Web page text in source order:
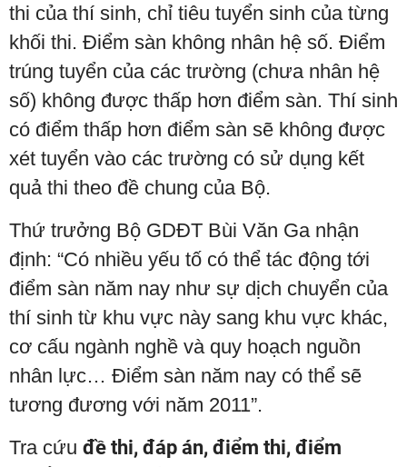
thi của thí sinh, chỉ tiêu tuyển sinh của từng
khối thi. Điểm sàn không nhân hệ số. Điểm
trúng tuyển của các trường (chưa nhân hệ
số) không được thấp hơn điểm sàn. Thí sinh
có điểm thấp hơn điểm sàn sẽ không được
xét tuyển vào các trường có sử dụng kết
quả thi theo đề chung của Bộ.
Thứ trưởng Bộ GDĐT Bùi Văn Ga nhận
định: “Có nhiều yếu tố có thể tác động tới
điểm sàn năm nay như sự dịch chuyển của
thí sinh từ khu vực này sang khu vực khác,
cơ cấu ngành nghề và quy hoạch nguồn
nhân lực… Điểm sàn năm nay có thể sẽ
tương đương với năm 2011”.
Tra cứu đề thi, đáp án, điểm thi, điểm